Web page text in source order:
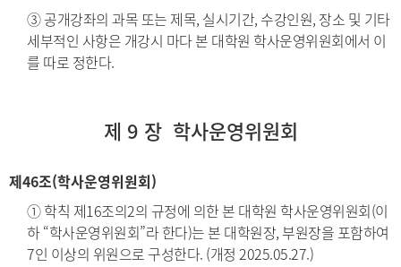
③ 공개강좌의 과목 또는 제목, 실시기간, 수강인원, 장소 및 기타
세부적인 사항은 개강시 마다 본 대학원 학사운영위원회에서 이
를 따로 정한다.
제 9 장 학사운영위원회
제46조(학사운영위원회)
① 학칙 제16조의2의 규정에 의한 본 대학원 학사운영위원회(이
하 “학사운영위원회”라 한다)는 본 대학원장, 부원장을 포함하여
7인 이상의 위원으로 구성한다. (개정 2025.05.27.)